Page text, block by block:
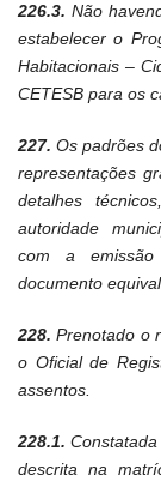
226.3. Não
estabelecer o
Habitacionais –
CETESB para os
227.Os padrões
representações
detalhes
autoridade
com a
documento
228.Prenotado o
o Oficial de
assentos.
228.1.
descrita na